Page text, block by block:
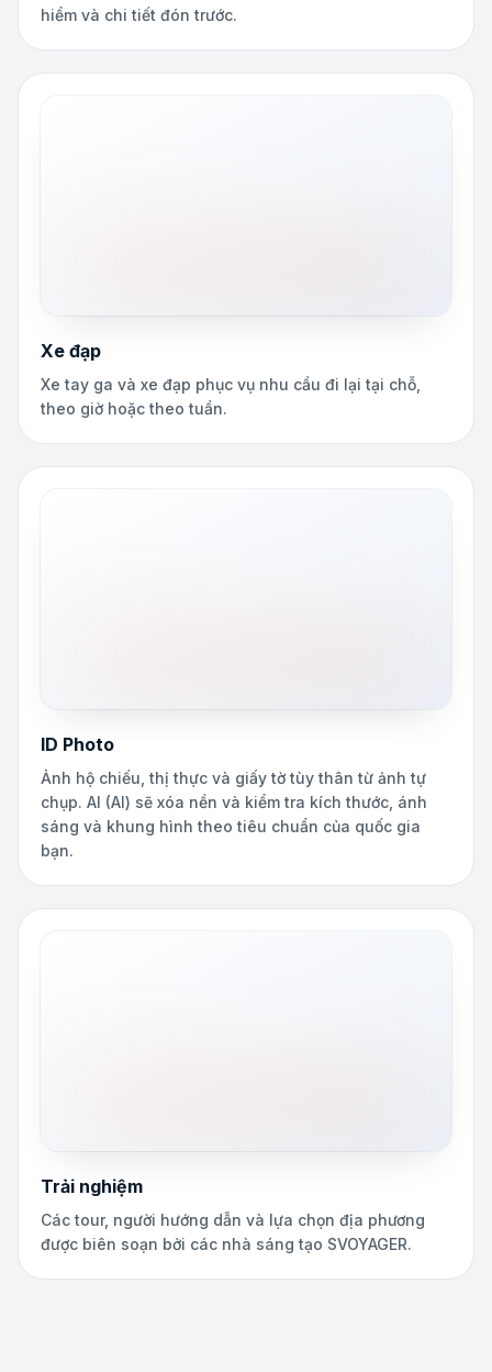
hiểm và chi tiết đón trước.
Xe đạp
Xe tay ga và xe đạp phục vụ nhu cầu đi lại tại chỗ,
theo giờ hoặc theo tuần.
ID Photo
Ảnh hộ chiếu, thị thực và giấy tờ tùy thân từ ảnh tự
chụp. AI (AI) sẽ xóa nền và kiểm tra kích thước, ánh
sáng và khung hình theo tiêu chuẩn của quốc gia
bạn.
Trải nghiệm
Các tour, người hướng dẫn và lựa chọn địa phương
được biên soạn bởi các nhà sáng tạo SVOYAGER.